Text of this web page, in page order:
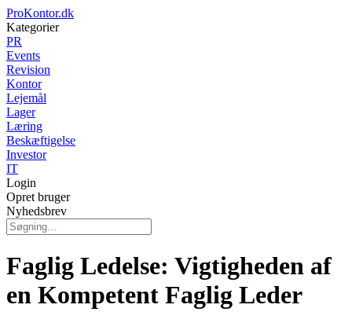
ProKontor.dk
Kategorier
PR
Events
Revision
Kontor
Lejemål
Lager
Læring
Beskæftigelse
Investor
IT
Login
Opret bruger
Nyhedsbrev
Faglig Ledelse: Vigtigheden af
en Kompetent Faglig Leder